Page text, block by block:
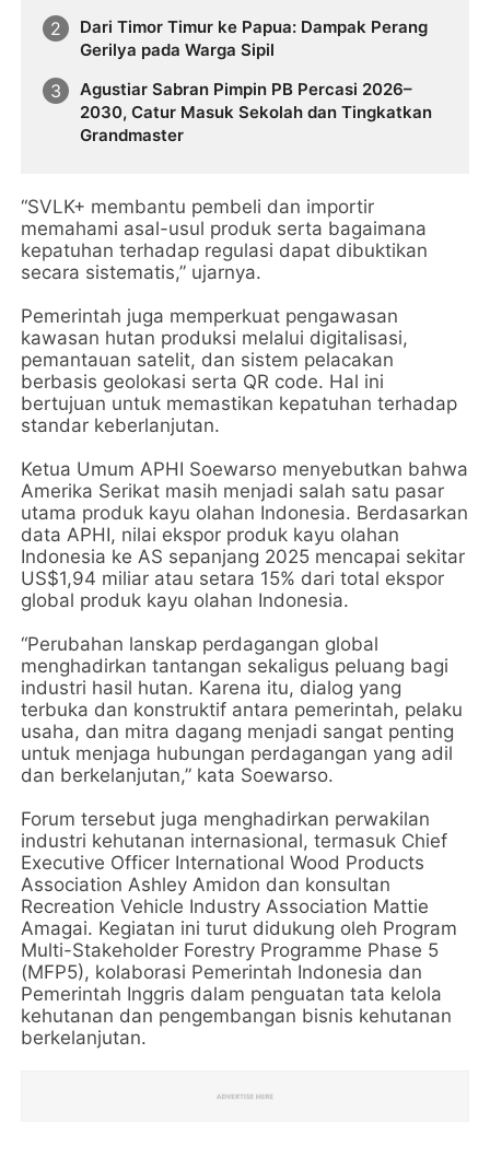
Dari Timor Timur ke Papua: Dampak Perang
Gerilya pada Warga Sipil
Agustiar Sabran Pimpin PB Percasi 2026–
2030, Catur Masuk Sekolah dan Tingkatkan
Grandmaster
“SVLK+ membantu pembeli dan importir
memahami asal-usul produk serta bagaimana
kepatuhan terhadap regulasi dapat dibuktikan
secara sistematis,” ujarnya.
Pemerintah juga memperkuat pengawasan
kawasan hutan produksi melalui digitalisasi,
pemantauan satelit, dan sistem pelacakan
berbasis geolokasi serta QR code. Hal ini
bertujuan untuk memastikan kepatuhan terhadap
standar keberlanjutan.
Ketua Umum APHI Soewarso menyebutkan bahwa
Amerika Serikat masih menjadi salah satu pasar
utama produk kayu olahan Indonesia. Berdasarkan
data APHI, nilai ekspor produk kayu olahan
Indonesia ke AS sepanjang 2025 mencapai sekitar
US$1,94 miliar atau setara 15% dari total ekspor
global produk kayu olahan Indonesia.
“Perubahan lanskap perdagangan global
menghadirkan tantangan sekaligus peluang bagi
industri hasil hutan. Karena itu, dialog yang
terbuka dan konstruktif antara pemerintah, pelaku
usaha, dan mitra dagang menjadi sangat penting
untuk menjaga hubungan perdagangan yang adil
dan berkelanjutan,” kata Soewarso.
Forum tersebut juga menghadirkan perwakilan
industri kehutanan internasional, termasuk Chief
Executive Officer International Wood Products
Association Ashley Amidon dan konsultan
Recreation Vehicle Industry Association Mattie
Amagai. Kegiatan ini turut didukung oleh Program
Multi-Stakeholder Forestry Programme Phase 5
(MFP5), kolaborasi Pemerintah Indonesia dan
Pemerintah Inggris dalam penguatan tata kelola
kehutanan dan pengembangan bisnis kehutanan
berkelanjutan.